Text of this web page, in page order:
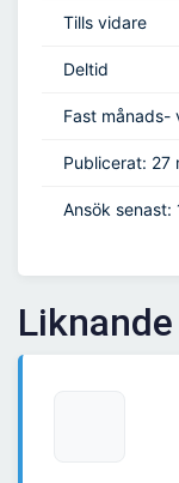
Tills vidare
Deltid
Fast månads-
Publicerat: 27
Ansök senast: